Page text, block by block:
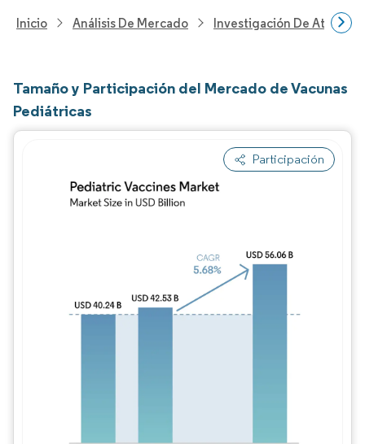
Inicio Análisis De Mercado Investigación De
Tamaño y Participación del Mercado de Vacunas
Pediátricas
Participación